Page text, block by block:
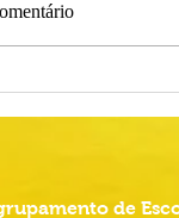
Técnico Superior
de